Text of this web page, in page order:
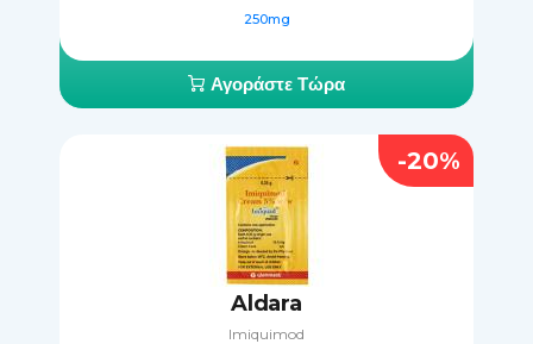
250mg
Αγοράστε Τώρα
Aldara
Imiquimod
-20%